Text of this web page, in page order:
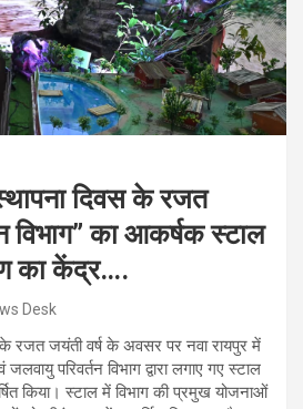
दिवस के रजत
विभाग” का आकर्षक स्टाल
का केंद्र….
Desk
के रजत जयंती वर्ष के अवसर पर नवा रायपुर में
परिवर्तन विभाग द्वारा लगाए गए स्टाल
किया। स्टाल में विभाग की प्रमुख योजनाओं